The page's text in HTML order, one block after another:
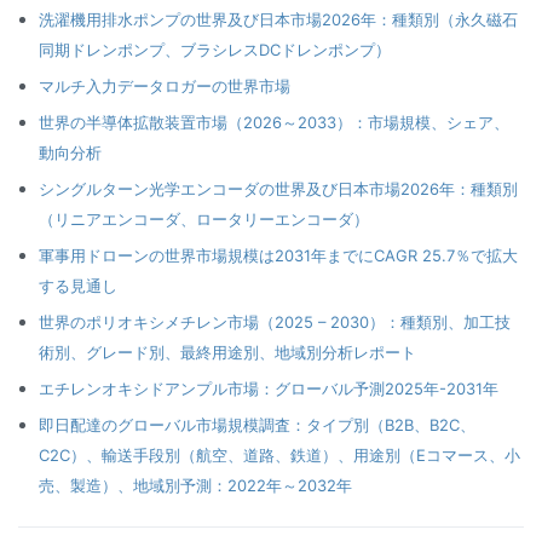
洗濯機用排水ポンプの世界及び日本市場2026年：種類別（永久磁石
同期ドレンポンプ、ブラシレスDCドレンポンプ）
マルチ入力データロガーの世界市場
世界の半導体拡散装置市場（2026～2033）：市場規模、シェア、
動向分析
シングルターン光学エンコーダの世界及び日本市場2026年：種類別
（リニアエンコーダ、ロータリーエンコーダ）
軍事用ドローンの世界市場規模は2031年までにCAGR 25.7％で拡大
する見通し
世界のポリオキシメチレン市場（2025 – 2030）：種類別、加工技
術別、グレード別、最終用途別、地域別分析レポート
エチレンオキシドアンプル市場：グローバル予測2025年-2031年
即日配達のグローバル市場規模調査：タイプ別（B2B、B2C、
C2C）、輸送手段別（航空、道路、鉄道）、用途別（Eコマース、小
売、製造）、地域別予測：2022年～2032年